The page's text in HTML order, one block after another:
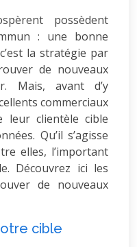
possèdent
: une bonne
la stratégie par
de nouveaux
Mais, avant d’y
commerciaux
leur clientèle cible
Qu’il s’agisse
elles, l’important
Découvrez ici les
de nouveaux
cible